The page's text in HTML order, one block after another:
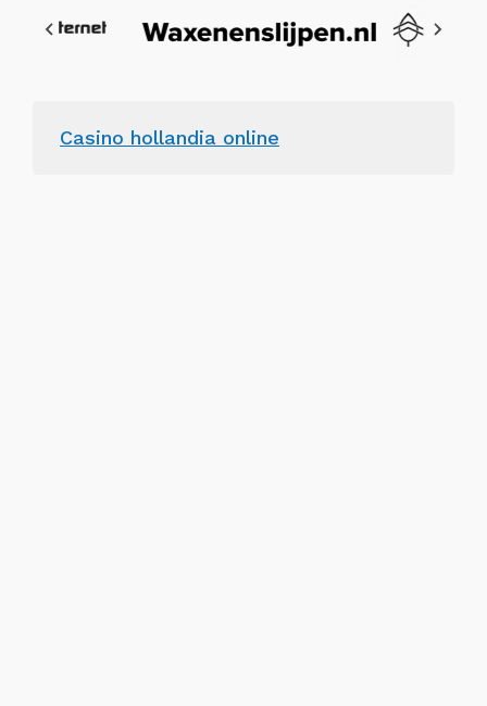
Casino hollandia online